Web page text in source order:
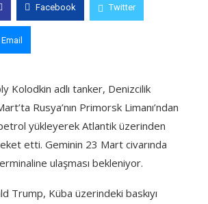
Facebook Twitter
Email
Kolodkin adlı tanker, Denizcilik
Rusya’nın Primorsk Limanı’ndan
yükleyerek Atlantik üzerinden
etti. Geminin 23 Mart civarında
ulaşması bekleniyor.
Trump, Küba üzerindeki baskıyı